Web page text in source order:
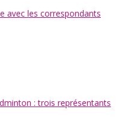
avec les correspondants
: trois représentants